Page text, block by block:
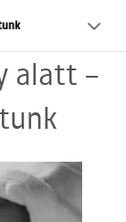
alatt –